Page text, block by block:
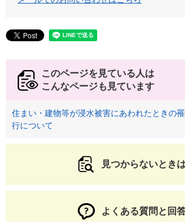
このページを見ている人は
こんなページも見ています
住まい・建物等が浸水被害にあわれたときの
行について
見つからないときは
よくある質問と回